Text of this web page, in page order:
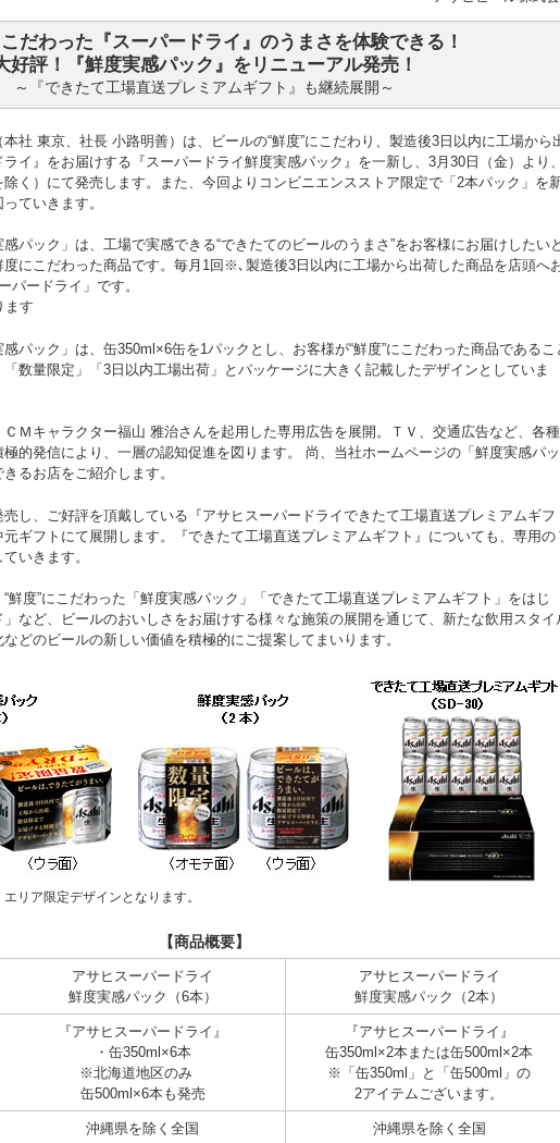
だわった『スーパードライ』のうまさを体験できる！
好評！『鮮度実感パック』をリニューアル発売！
～『できたて工場直送プレミアムギフト』も継続展開～
社 東京、社長 小路明善）は、ビールの“鮮度”にこだわり、製造後3日以内に工場から
イ』をお届けする『スーパードライ鮮度実感パック』を一新し、3月30日（金）より、
く）にて発売します。また、今回よりコンビニエンスストア限定で「2本パック」を
ていきます。
パック」は、工場で実感できる“できたてのビールのうまさ”をお客様にお届けしたいと
にこだわった商品です。毎月1回※､製造後3日以内に工場から出荷した商品を店頭へ
パードライ」です。
ます
パック」は、缶350ml×6缶を1パックとし、お客様が“鮮度”にこだわった商品であるこ
数量限定」「3日以内工場出荷」とパッケージに大きく記載したデザインとしていま
Ｍキャラクター福山 雅治さんを起用した専用広告を展開。ＴＶ、交通広告など、各
的発信により、一層の認知促進を図ります。 尚、当社ホームページの「鮮度実感パッ
るお店をご紹介します。
し、ご好評を頂戴している『アサヒスーパードライできたて工場直送プレミアムギフ
元ギフトにて展開します。『できたて工場直送プレミアムギフト』についても、専用の
いきます。
度”にこだわった「鮮度実感パック」「できたて工場直送プレミアムギフト」をはじ
など、ビールのおいしさをお届けする様々な施策の展開を通じて、新たな飲用スタイ
どのビールの新しい価値を積極的にご提案してまいります。
リア限定デザインとなります。
【商品概要】
アサヒスーパードライ
鮮度実感パック（6本）
アサヒスーパードライ
鮮度実感パック（2本）
『アサヒスーパードライ』
・缶350ml×6本
※北海道地区のみ
缶500ml×6本も発売
『アサヒスーパードライ』
缶350ml×2本または缶500ml×2本
※「缶350ml」と「缶500ml」の
2アイテムございます。
沖縄県を除く全国 沖縄県を除く全国